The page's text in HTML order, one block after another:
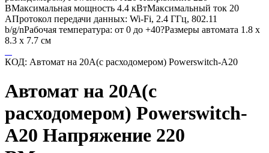
ВМаксимальная мощность 4.4 кВтМаксимальный ток 20
АПротокол передачи данных: Wi-Fi, 2.4 ГГц, 802.11
b/g/nРабочая температура: от 0 до +40?Размеры автомата 1.8 х
8.3 х 7.7 см
КОД: Автомат на 20А(с расходомером) Powerswitch-A20
Автомат на 20А(с
расходомером) Powerswitch-
A20 Напряжение 220